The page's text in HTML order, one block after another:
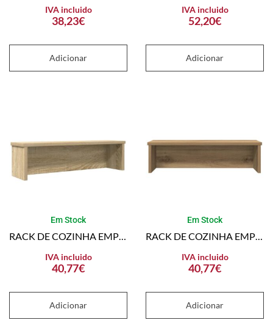
38,23€
IVA incluido
Adicionar
52,20€
IVA incluido
Adicionar
Em Stock
40,77€
IVA incluido
Adicionar
Em Stock
40,77€
IVA incluido
Adicionar